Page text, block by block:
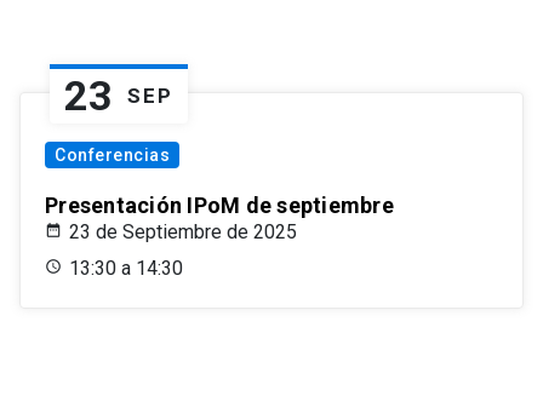
23 SEP
Conferencias
Presentación IPoM de septiembre
23 de Septiembre de 2025
13:30 a 14:30